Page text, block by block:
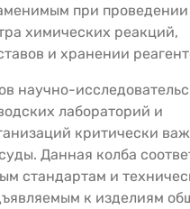
при проведении
химических реакций,
и хранении
научно-
лабораторий и
критически
Данная колба
стандартам и
к изделиям